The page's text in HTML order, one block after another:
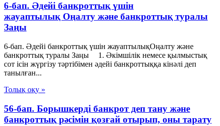
6-бап. Әдейі банкроттық үшін
жауаптылық Оңалту және банкроттық туралы
Заңы
6-бап. Әдейі банкроттық үшін жауаптылықОңалту және
банкроттық туралы Заңы 1. Әкімшілік немесе қылмыстық
сот ісін жүргізу тәртібімен әдейі банкроттыққа кінәлі деп
танылған...
Толық оқу »
56-бап. Борышкердi банкрот деп тану және
банкроттық рәсімін қозғай отырып, оны тарату